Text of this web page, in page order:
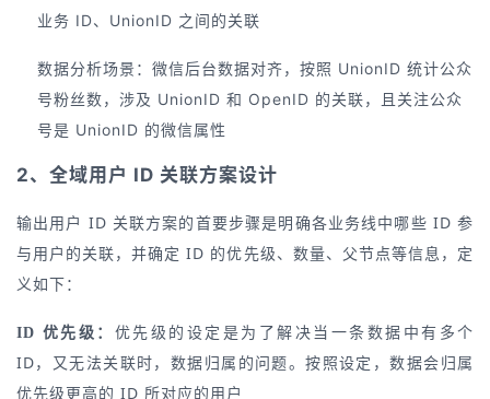
业务 ID、UnionID 之间的关联
数据分析场景：微信后台数据对齐，按照 UnionID 统计公众
号粉丝数，涉及 UnionID 和 OpenID 的关联，且关注公众
号是 UnionID 的微信属性
2、全域用户 ID 关联方案设计
输出用户 ID 关联方案的首要步骤是明确各业务线中哪些 ID 参
与用户的关联，并确定 ID 的优先级、数量、父节点等信息，定
义如下：
ID 优先级： 优先级的设定是为了解决当一条数据中有多个
ID，又无法关联时，数据归属的问题。按照设定，数据会归属
优先级更高的 ID 所对应的用户